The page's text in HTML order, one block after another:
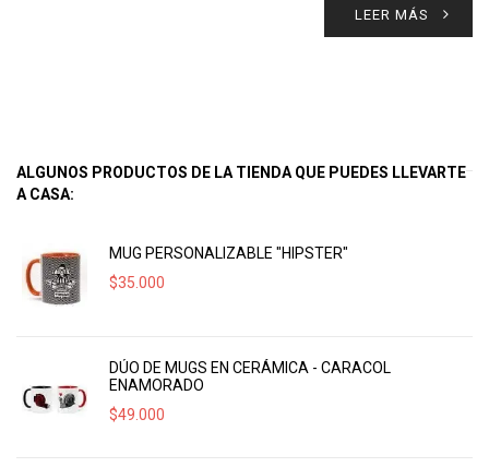
LEER MÁS
ALGUNOS PRODUCTOS DE LA TIENDA QUE PUEDES LLEVARTE
A CASA:
MUG PERSONALIZABLE "HIPSTER"
$35.000
DÚO DE MUGS EN CERÁMICA - CARACOL
ENAMORADO
$49.000